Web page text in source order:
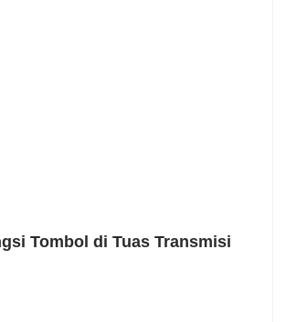
Tombol di Tuas Transmisi